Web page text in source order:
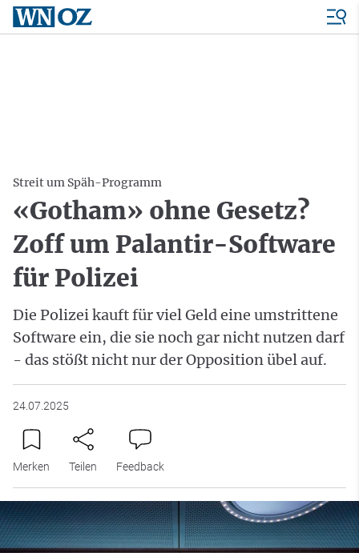
Streit um Späh-Programm
«Gotham» ohne Gesetz?
Zoff um Palantir-Software
für Polizei
Die Polizei kauft für viel Geld eine umstrittene
Software ein, die sie noch gar nicht nutzen darf
- das stößt nicht nur der Opposition übel auf.
24.07.2025
Merken Teilen Feedback